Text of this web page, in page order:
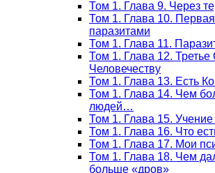
Том 1. Глава 9. Через
Том 1. Глава 10. Первая
паразитами
Том 1. Глава 11.
Том 1. Глава 12.
Человечеству
Том 1. Глава 13. Есть
Том 1. Глава 14. Чем
людей…
Том 1. Глава 15.
Том 1. Глава 16. Что
Том 1. Глава 17. Мои
Том 1. Глава 18. Чем
больше «дров»